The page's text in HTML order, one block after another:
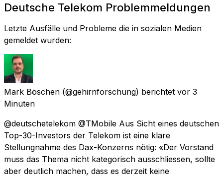
Deutsche Telekom Problemmeldungen
Letzte Ausfälle und Probleme die in sozialen Medien
gemeldet wurden:
Mark Böschen (@gehirnforschung) berichtet vor 3
Minuten
@deutschetelekom @TMobile Aus Sicht eines deutschen
Top-30-Investors der Telekom ist eine klare
Stellungnahme des Dax-Konzerns nötig: «Der Vorstand
muss das Thema nicht kategorisch ausschliessen, sollte
aber deutlich machen, dass es derzeit keine